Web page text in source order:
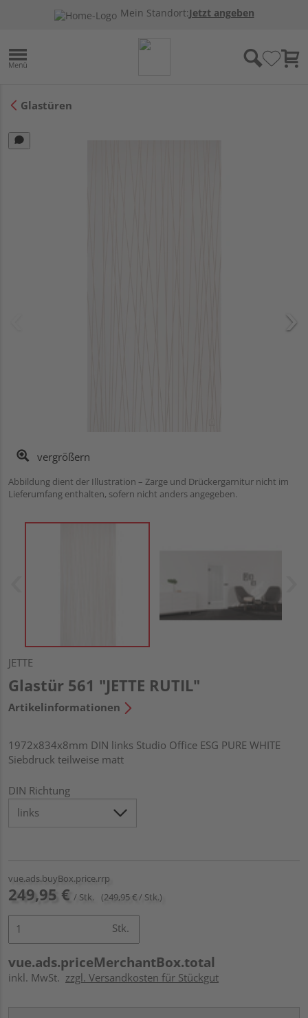
Mein Standort:Jetzt angeben
Glastüren
vergrößern
Abbildung dient der Illustration – Zarge und Drückergarnitur nicht im
Lieferumfang enthalten, sofern nicht anders angegeben.
JETTE
Glastür 561 "JETTE RUTIL"
Artikelinformationen
1972x834x8mm DIN links Studio Office ESG PURE WHITE
Siebdruck teilweise matt
DIN Richtung
vue.ads.buyBox.price.rrp
249,95 € / Stk. (249,95 € / Stk.)
Stk.
vue.ads.priceMerchantBox.total
inkl. MwSt. zzgl. Versandkosten für Stückgut